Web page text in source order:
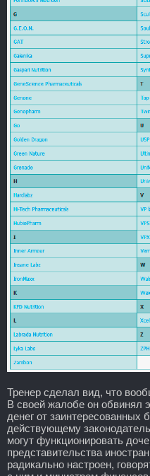
Тренер сделал вид, что
В своей жалобе он обвинял
денег от заинтересованных
действующему
могут функционировать
представительства
радикально настроен,